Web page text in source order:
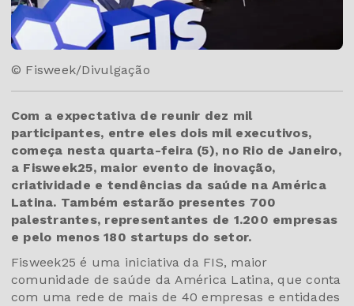
© Fisweek/Divulgação
Com a expectativa de reunir dez mil
participantes, entre eles dois mil executivos,
começa nesta quarta-feira (5), no Rio de Janeiro,
a Fisweek25, maior evento de inovação,
criatividade e tendências da saúde na América
Latina. Também estarão presentes 700
palestrantes, representantes de 1.200 empresas
e pelo menos 180 startups do setor.
Fisweek25 é uma iniciativa da FIS, maior
comunidade de saúde da América Latina, que conta
com uma rede de mais de 40 empresas e entidades